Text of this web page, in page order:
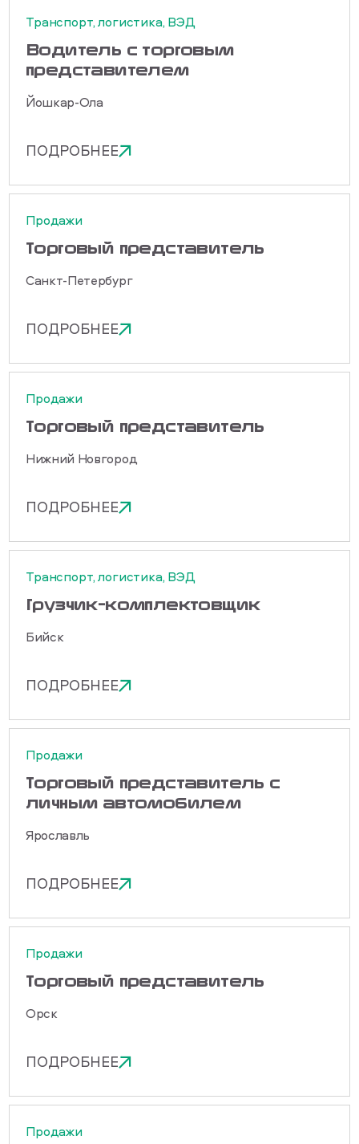
Транспорт, логистика, ВЭД
Водитель с торговым
представителем
Йошкар-Ола
ПОДРОБНЕЕ
Продажи
Торговый представитель
Санкт-Петербург
ПОДРОБНЕЕ
Продажи
Торговый представитель
Нижний Новгород
ПОДРОБНЕЕ
Транспорт, логистика, ВЭД
Грузчик-комплектовщик
Бийск
ПОДРОБНЕЕ
Продажи
Торговый представитель с
личным автомобилем
Ярославль
ПОДРОБНЕЕ
Продажи
Торговый представитель
Орск
ПОДРОБНЕЕ
Продажи